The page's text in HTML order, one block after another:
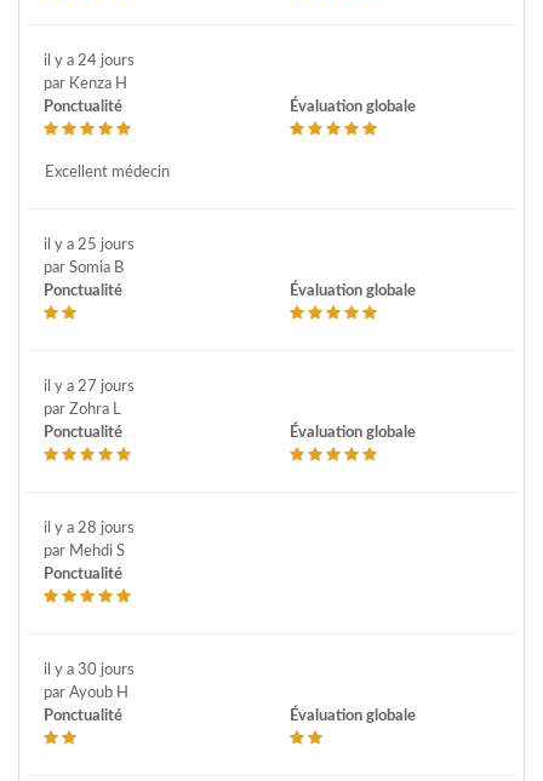
il y a 24 jours
par Kenza H
Ponctualité
Évaluation globale
Excellent médecin
il y a 25 jours
par Somia B
Ponctualité
Évaluation globale
il y a 27 jours
par Zohra L
Ponctualité
Évaluation globale
il y a 28 jours
par Mehdi S
Ponctualité
il y a 30 jours
par Ayoub H
Ponctualité
Évaluation globale